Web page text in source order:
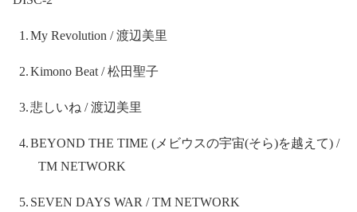
1.My Revolution /渡辺美里
2.Kimono Beat /松田聖子
3.悲しいね /渡辺美里
4.BEYOND THE TIME ( メビウスの宇宙(そら)を越えて) /
TM NETWORK
5. SEVEN DAYS WAR / TM NETWORK